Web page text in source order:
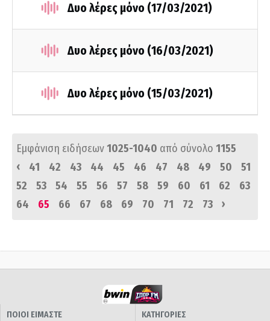
Δυο λέρες μόνο (17/03/2021)
Δυο λέρες μόνο (16/03/2021)
Δυο λέρες μόνο (15/03/2021)
Εμφάνιση ειδήσεων1025-1040 από σύνολο 1155
‹
41 42 43 44 45 46 47 48 49 50
51
52
53 54 55 56 57 58 59 60 61 62
63
64
65 66 67 68 69 70 71 72 73 ›
ΠΟΙΟΙ ΕΙΜΑΣΤΕ
ΚΑΤΗΓΟΡΙΕΣ